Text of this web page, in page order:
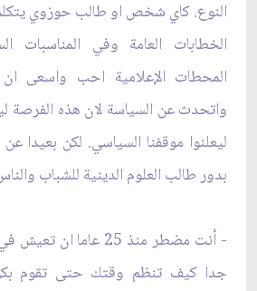
النوع. كاي شخص او طالب حوزوي
الخطابات العامة وفي المناسبات
المحطات الإعلامية احب واسعى
واتحدث عن السياسة لان هذه الفرصة
ليعلنوا موقفنا السياسي. لكن بعيدا عن
بدور طالب العلوم الدينية للشباب
- أنت مضطر منذ 25
جدا كيف تنظم وقتك حتى تقوم